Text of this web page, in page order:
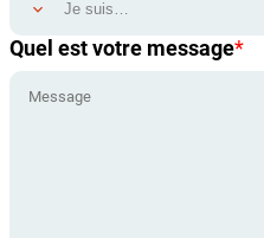
Quel est votre message*